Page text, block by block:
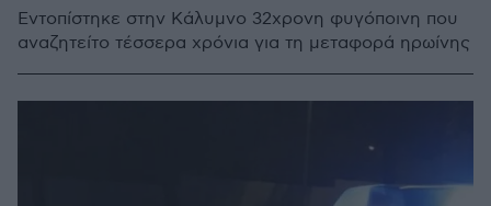
Εντοπίστηκε στην Κάλυμνο 32χρονη φυγόποινη που
αναζητείτο τέσσερα χρόνια για τη μεταφορά ηρωίνης